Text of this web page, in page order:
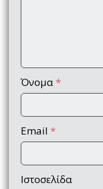
Όνομα *
Email *
Ιστοσελίδα